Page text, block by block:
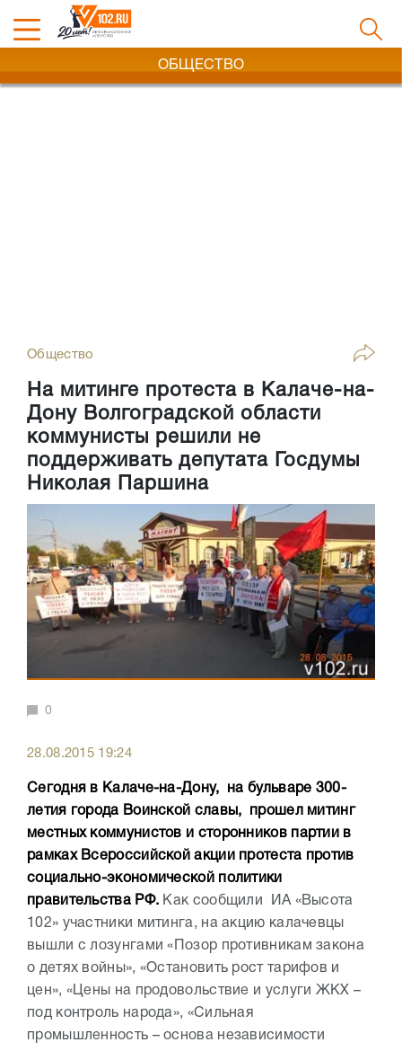
ОБЩЕСТВО
Общество
На митинге протеста в Калаче-на-
Дону Волгоградской области
коммунисты решили не
поддерживать депутата Госдумы
Николая Паршина
0
28.08.2015 19:24
Сегодня в Калаче-на-Дону, на бульваре 300-
летия города Воинской славы, прошел митинг
местных коммунистов и сторонников партии в
рамках Всероссийской акции протеста против
социально-экономической политики
правительства РФ. Как сообщили ИА «Высота
102» участники митинга, на акцию калачевцы
вышли с лозунгами «Позор противникам закона
о детях войны», «Остановить рост тарифов и
цен», «Цены на продовольствие и услуги ЖКХ –
под контроль народа», «Сильная
промышленность – основа независимости